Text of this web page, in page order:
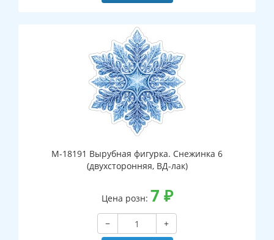
М-18191 Вырубная фигурка. Снежинка 6
(двухсторонняя, ВД-лак)
Цена розн: 7 ₽
−
+